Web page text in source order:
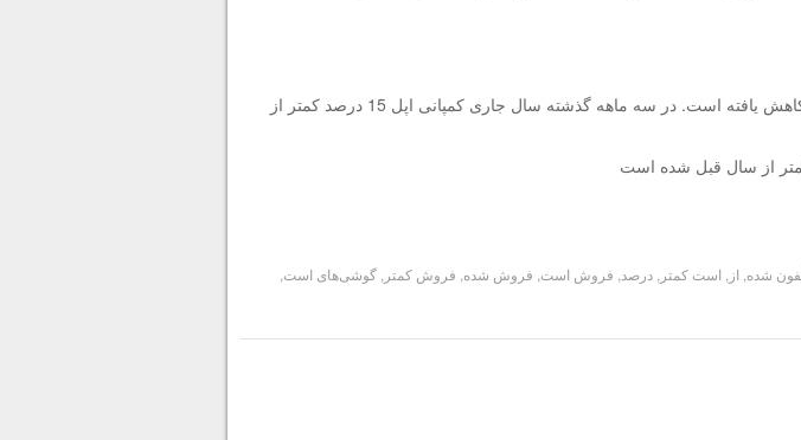
میزان تقاضا برای گوشی‌های آیفون کاهش یافته است. در سه ماهه گذشته سال جاری کمپانی اپل 15 درصد کمتر از
شده از است کمتر ,درصد فروش است فروش شده فروش کمتر ,گوشی‌های است